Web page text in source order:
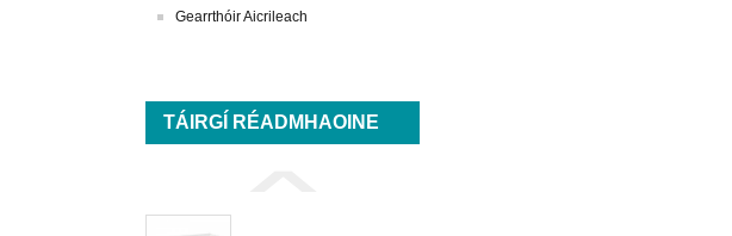
Gearrthóir Aicrileach
TÁIRGÍ RÉADMHAOINE